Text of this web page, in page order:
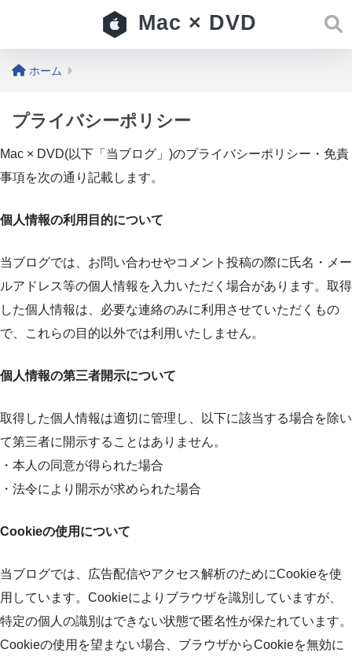
Mac × DVD
ホーム
プライバシーポリシー
Mac × DVD(以下「当ブログ」)のプライバシーポリシー・免責
事項を次の通り記載します。
個人情報の利用目的について
当ブログでは、お問い合わせやコメント投稿の際に氏名・メー
ルアドレス等の個人情報を入力いただく場合があります。取得
した個人情報は、必要な連絡のみに利用させていただくもの
で、これらの目的以外では利用いたしません。
個人情報の第三者開示について
取得した個人情報は適切に管理し、以下に該当する場合を除い
て第三者に開示することはありません。
・本人の同意が得られた場合
・法令により開示が求められた場合
Cookieの使用について
当ブログでは、広告配信やアクセス解析のためにCookieを使
用しています。Cookieによりブラウザを識別していますが、
特定の個人の識別はできない状態で匿名性が保たれています。
Cookieの使用を望まない場合、ブラウザからCookieを無効に